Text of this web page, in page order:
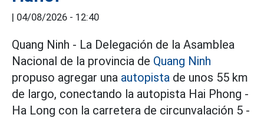
| 04/08/2026 - 12:40
Quang Ninh - La Delegación de la Asamblea
Nacional de la provincia de Quang Ninh
propuso agregar una autopista de unos 55 km
de largo, conectando la autopista Hai Phong -
Ha Long con la carretera de circunvalación 5 -